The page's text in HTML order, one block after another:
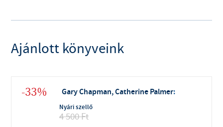
Ajánlott könyveink
-33% Gary Chapman, Catherine Palmer:
Nyári szellő
4 500Ft